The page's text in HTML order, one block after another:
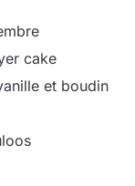
cake
et boudin